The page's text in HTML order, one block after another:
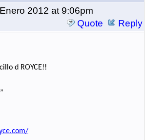
2012 at 9:06pm
Quote
Reply
d ROYCE!!